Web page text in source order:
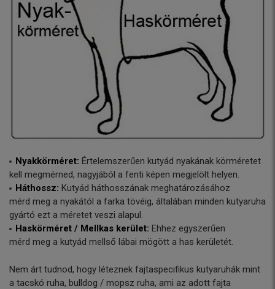
Nyakkörméret: Értelemszerűen kutyád nyakának körméretet
kell megmérned, nagyjából a fenti képen megjelölt helyen.
Háthossz: Kutyád háthosszának meghatározásához
mérd meg a nyakától a farka tövéig, általában minden kutyaruha
gyártó ezt a méretet veszi alapul.
Haskörméret / Mellkas kerület: Ehhez egyszerűen
mérd meg a kutyád mellső lábai mögött a has kerületét.
Nem árt tudnod, hogy léteznek fajtaspecifikus kutyaruhák mint
a tacskó ruha, bulldog / mopsz ruha, ami az adott fajta